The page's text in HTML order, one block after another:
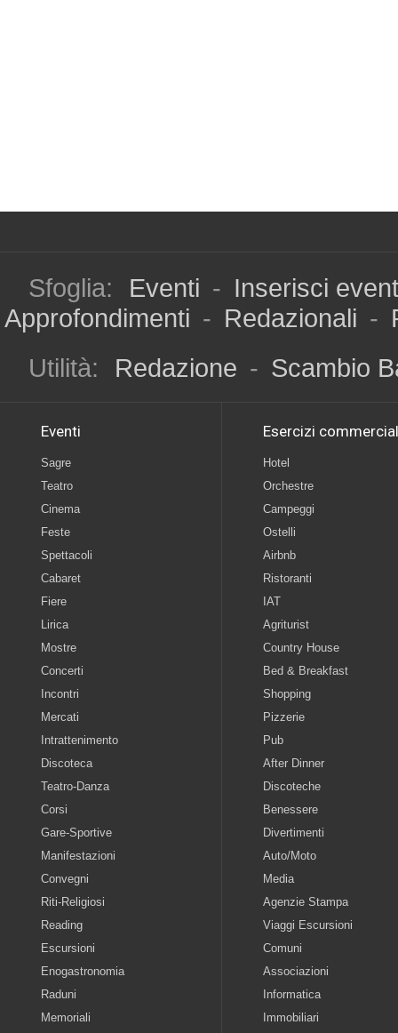
Sfoglia: Eventi - Inserisci
Approfondimenti - Redazionali -
Utilità:
Redazione - Scambio
Eventi
Sagre
Teatro
Cinema
Feste
Spettacoli
Cabaret
Fiere
Lirica
Mostre
Concerti
Incontri
Mercati
Intrattenimento
Discoteca
Teatro-Danza
Corsi
Gare-Sportive
Manifestazioni
Convegni
Riti-Religiosi
Reading
Escursioni
Enogastronomia
Raduni
Memoriali
Esercizi
Hotel
Orchestre
Campeggi
Ostelli
Airbnb
Ristoranti
IAT
Agriturist
Country House
Bed & Breakfast
Shopping
Pizzerie
Pub
After Dinner
Discoteche
Benessere
Divertimenti
Auto/Moto
Media
Agenzie Stampa
Viaggi Escursioni
Comuni
Associazioni
Informatica
Immobiliari